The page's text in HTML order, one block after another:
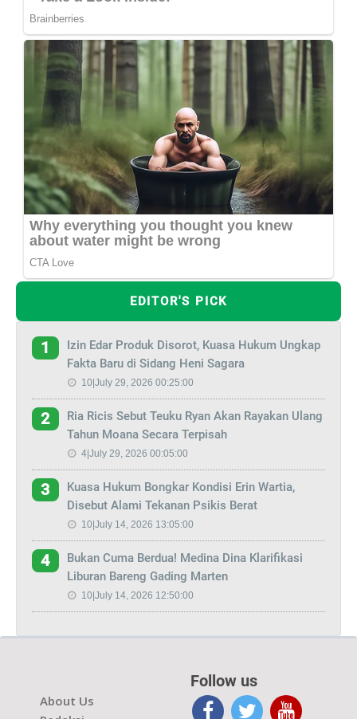
EDITOR'S PICK
1
Izin Edar Produk Disorot, Kuasa Hukum Ungkap
Fakta Baru di Sidang Heni Sagara
10|July 29, 2026 00:25:00
2
Ria Ricis Sebut Teuku Ryan Akan Rayakan Ulang
Tahun Moana Secara Terpisah
4|July 29, 2026 00:05:00
3
Kuasa Hukum Bongkar Kondisi Erin Wartia,
Disebut Alami Tekanan Psikis Berat
10|July 14, 2026 13:05:00
4
Bukan Cuma Berdua! Medina Dina Klarifikasi
Liburan Bareng Gading Marten
10|July 14, 2026 12:50:00
About Us
Follow us